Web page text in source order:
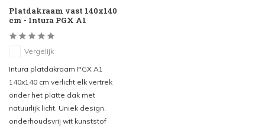
Platdakraam vast 140x140
cm - Intura PGX A1
Vergelijk
Intura platdakraam PGX A1
140x140 cm verlicht elk vertrek
onder het platte dak met
natuurlijk licht. Uniek design,
onderhoudsvrij wit kunststof